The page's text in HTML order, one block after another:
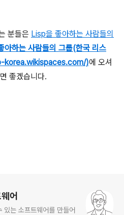
분들은 Lisp을 좋아하는 사람들의
아하는 사람들의 그룹(한국 리스
korea.wikispaces.com/)에 오셔
좋겠습니다.
어
있는 소프트웨어를 만들어